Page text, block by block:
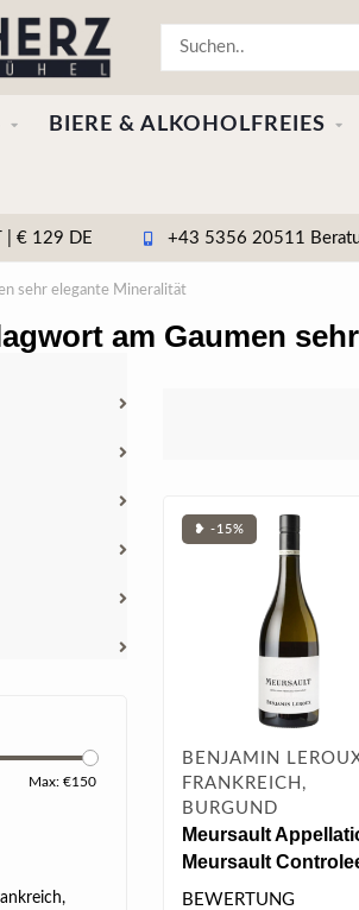
BIERE & ALKOHOLFREIES
| € 129 DE +43 5356 20511
sehr elegante Mineralität
am Gaumen
Max: €150
❥ -15%
BENJAMIN
FRANKREICH,
BURGUND
Meursault
Meursault
2021 0.75 l
BEWERTUNG